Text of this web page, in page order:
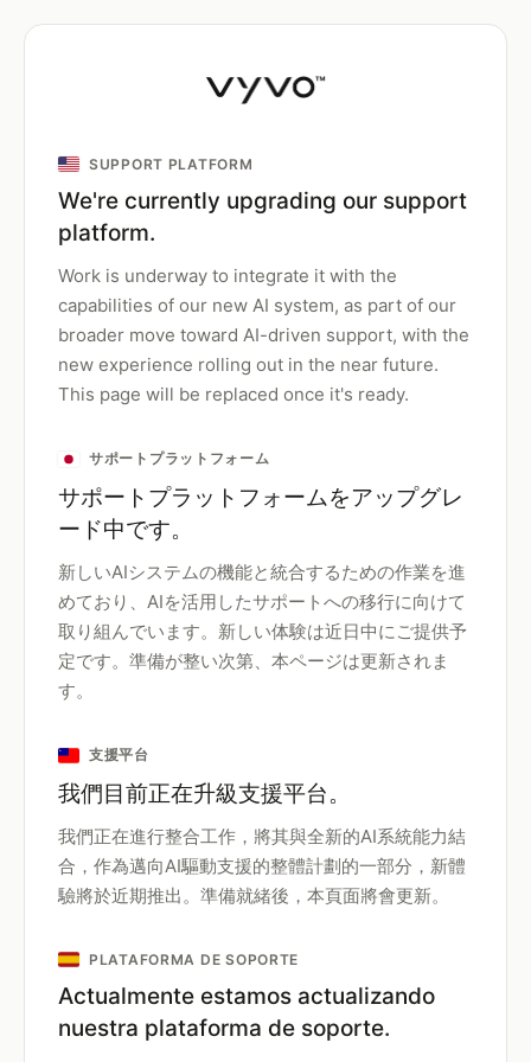
SUPPORT PLATFORM
We're currently upgrading our support
platform.
Work is underway to integrate it with the
capabilities of our new AI system, as part of our
broader move toward AI-driven support, with the
new experience rolling out in the near future.
This page will be replaced once it's ready.
サポートプラットフォーム
サポートプラットフォームをアップグレ
ード中です。
新しいAIシステムの機能と統合するための作業を進
めており、AIを活用したサポートへの移行に向けて
取り組んでいます。新しい体験は近日中にご提供予
定です。準備が整い次第、本ページは更新されま
す。
支援平台
我們目前正在升級支援平台。
我們正在進行整合工作，將其與全新的AI系統能力結
合，作為邁向AI驅動支援的整體計劃的一部分，新體
驗將於近期推出。準備就緒後，本頁面將會更新。
PLATAFORMA DE SOPORTE
Actualmente estamos actualizando
nuestra plataforma de soporte.